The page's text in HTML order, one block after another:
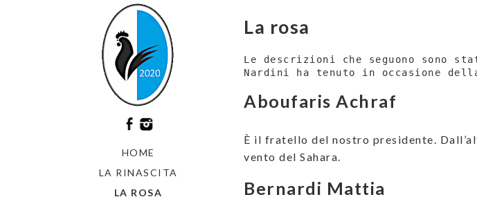
HOME
LA RINASCITA
LA ROSA
La rosa
Le descrizioni che seguono sono
Nardini ha tenuto in occasione
Aboufaris Achraf
È il fratello del nostro presidente.
vento del Sahara.
Bernardi Mattia